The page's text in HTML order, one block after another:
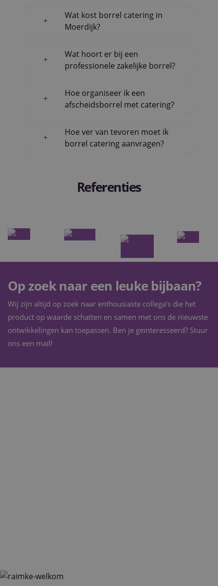
Wat kost borrel catering in
Moerdijk?
Wat hoort er bij een
professionele zakelijke borrel?
Hoe organiseer ik een
afscheidsborrel met catering?
Hoe ver van tevoren moet ik
borrel catering aanvragen?
Referenties
Op zoek naar een leuke bijbaan?
Wij zijn altijd op zoek naar enthousiaste collega's die het
product op waarde schatten en samen met ons de nieuwste
ontwikkelingen kan toepassen. Ben je geïnteresseerd? Stuur
ons een mail!